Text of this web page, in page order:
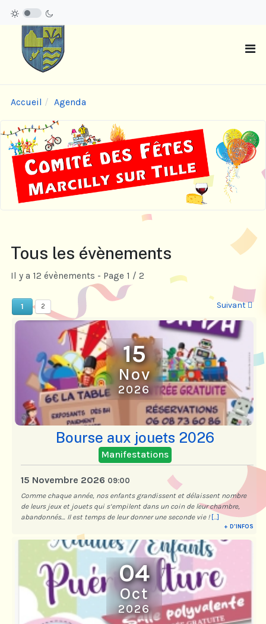
Accueil Agenda
Tous les évènements
Il y a 12 évènements - Page 1 / 2
1 2 Suivant
15
Nov
2026
Bourse aux jouets 2026
Manifestations
15 Novembre 2026 09:00
Comme chaque année, nos enfants grandissent et délaissent nombre
de leurs jeux et jouets qui s’empilent dans un coin de leur chambre,
abandonnés… Il est temps de leur donner une seconde vie ! [...]
+ D'INFOS
04
Oct
2026